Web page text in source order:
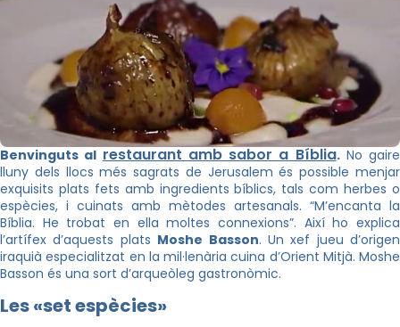
Benvinguts al restaurant amb sabor a Bíblia.No gaire
lluny dels llocs més sagrats de Jerusalem és possible menjar
exquisits plats fets amb ingredients bíblics, tals com herbes o
espècies, i cuinats amb mètodes artesanals. “M’encanta la
Bíblia. He trobat en ella moltes connexions”. Així ho explica
l’artífex d’aquests plats Moshe Basson. Un xef jueu d’origen
iraquià especialitzat en la mil·lenària cuina d’Orient Mitjà. Moshe
Basson és una sort d’arqueòleg gastronòmic.
Les «set espècies»